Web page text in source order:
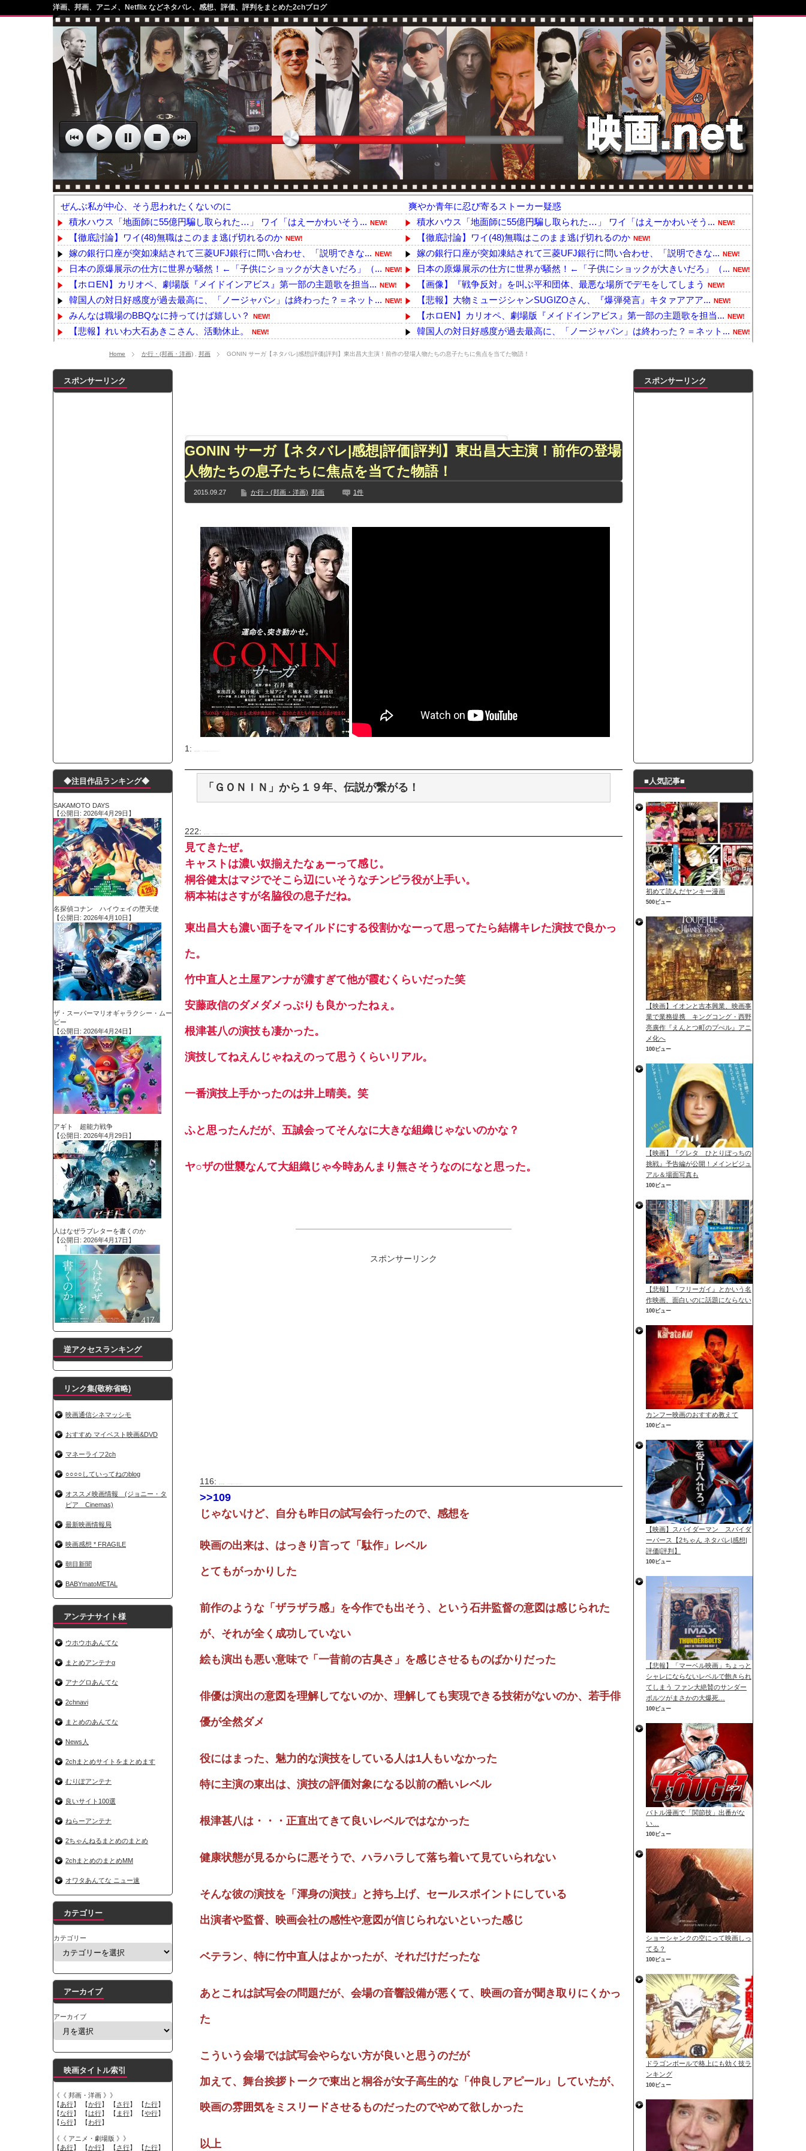
洋画、邦画、アニメ、Netflix などネタバレ、感想、評価、評判をまとめた2chブログ
ぜんぶ私が中心、そう思われたくないのに
積水ハウス「地面師に55億円騙し取られた…」 ワイ「はえーかわいそう... NEW!
【徹底討論】ワイ(48)無職はこのまま逃げ切れるのか NEW!
嫁の銀行口座が突如凍結されて三菱UFJ銀行に問い合わせ、「説明できな... NEW!
日本の原爆展示の仕方に世界が騒然！←「子供にショックが大きいだろ」（... NEW!
【ホロEN】カリオペ、劇場版『メイドインアビス』第一部の主題歌を担当... NEW!
韓国人の対日好感度が過去最高に、「ノージャパン」は終わった？＝ネット... NEW!
みんなは職場のBBQなに持ってけば嬉しい？ NEW!
【悲報】れいわ大石あきこさん、活動休止。 NEW!
【画像】国連、初の女性総長が誕生か この2人の一騎打ちになりそう
【動画】ショートスリーパー堀大輔、高須幹弥にブチギレ！これはガチで怖...
【TWICE】サナが佐藤健とダブル主演の映画で演技に初挑戦‼
【乃木坂】TIFで披露したストライキダンスが大バズリ‼
【速報】石破首相 大敗の責任「両院議員総会での意見や総括を踏まえ、適...
【画像】色盲にはグレーにしか見えない事実がこちらｗｗｗｗｗｗ
『鬼滅の刃 無限城編』3部作で興収2000億円も視野に!?超巨大マネ...
ランJ民ワイ、新しいランニングシューズを手に入れる
モーニングショー「視聴率5.2％！」テレビ朝日「ひたすら自民批判！」...
出自が社長にバレて「愛人になれ」と脅された。辞めたら1週間もしないう...
【唖然】渋谷のホームレス対策、とんでもない領域へｗｗｗｗｗｗ
子供部屋おじさんなんですがコード類の配線ぐちゃぐちゃさせない方法教え...
ポルシェが満を持して送り出す初EV 「タイカン」はテスラのライバルに...
【朗報】阪神のドラフト、ガチで大当たりだったｗｗｗｗｗｗｗｗｗｗｗｗ...
下半身トレーニング、太ももに自信ニキきてくれｗｗｗｗｗｗｗｗｗ
爽やか青年に忍び寄るストーカー疑惑
積水ハウス「地面師に55億円騙し取られた…」 ワイ「はえーかわいそう... NEW!
【徹底討論】ワイ(48)無職はこのまま逃げ切れるのか NEW!
嫁の銀行口座が突如凍結されて三菱UFJ銀行に問い合わせ、「説明できな... NEW!
日本の原爆展示の仕方に世界が騒然！←「子供にショックが大きいだろ」（... NEW!
【画像】『戦争反対』を叫ぶ平和団体、最悪な場所でデモをしてしまう NEW!
【悲報】大物ミュージシャンSUGIZOさん、『爆弾発言』キタァアアア... NEW!
【ホロEN】カリオペ、劇場版『メイドインアビス』第一部の主題歌を担当... NEW!
韓国人の対日好感度が過去最高に、「ノージャパン」は終わった？＝ネット... NEW!
【速報】埼玉の山林で91歳遺体事件、衝撃の事実・・・・ マスコミが報...
【悲報】財務省「レジ都合で消費税を0％にできません！」 → X民「指... NEW!
【徹底議論】近代日本史で最も取り返しのつかなかった失敗って何？
【画像】国連、初の女性総長が誕生か この2人の一騎打ちになりそう
ジャンポケ斎藤「性行為の許諾は取ったことありません」
【TWICE】サナが佐藤健とダブル主演の映画で演技に初挑戦‼
Home か行・(邦画・洋画) 邦画 GONIN サーガ【ネタバレ|感想|評価|評判】東出昌大主演！前作の登場人物たちの息子たちに焦点を当てた物語！
GONIN サーガ【ネタバレ|感想|評価|評判】東出昌大主演！前作の登場
人物たちの息子たちに焦点を当てた物語！
2015.09.27 か行・(邦画・洋画) 邦画 1件
1:
「ＧＯＮＩＮ」から１９年、伝説が繋がる！
222:
見てきたぜ。
キャストは濃い奴揃えたなぁーって感じ。
桐谷健太はマジでそこら辺にいそうなチンピラ役が上手い。
柄本祐はさすが名脇役の息子だね。
東出昌大も濃い面子をマイルドにする役割かなーって思ってたら結構キレた演技で良かっ
た。
竹中直人と土屋アンナが濃すぎて他が霞むくらいだった笑
安藤政信のダメダメっぷりも良かったねぇ。
根津甚八の演技も凄かった。
演技してねえんじゃねえのって思うくらいリアル。
一番演技上手かったのは井上晴美。笑
ふと思ったんだが、五誠会ってそんなに大きな組織じゃないのかな？
ヤ○ザの世襲なんて大組織じゃ今時あんまり無さそうなのになと思った。
スポンサーリンク
116:
>>109
じゃないけど、自分も昨日の試写会行ったので、感想を
映画の出来は、はっきり言って「駄作」レベル
とてもがっかりした
前作のような「ザラザラ感」を今作でも出そう、という石井監督の意図は感じられた
が、それが全く成功していない
絵も演出も悪い意味で「一昔前の古臭さ」を感じさせるものばかりだった
俳優は演出の意図を理解してないのか、理解しても実現できる技術がないのか、若手俳
優が全然ダメ
役にはまった、魅力的な演技をしている人は1人もいなかった
特に主演の東出は、演技の評価対象になる以前の酷いレベル
根津甚八は・・・正直出てきて良いレベルではなかった
健康状態が見るからに悪そうで、ハラハラして落ち着いて見ていられない
そんな彼の演技を「渾身の演技」と持ち上げ、セールスポイントにしている
出演者や監督、映画会社の感性や意図が信じられないといった感じ
ベテラン、特に竹中直人はよかったが、それだけだったな
あとこれは試写会の問題だが、会場の音響設備が悪くて、映画の音が聞き取りにくかっ
た
こういう会場では試写会やらない方が良いと思うのだが
加えて、舞台挨拶トークで東出と桐谷が女子高生的な「仲良しアピール」していたが、
映画の雰囲気をミスリードさせるものだったのでやめて欲しかった
以上
スポンサーリンク
◆注目作品ランキング◆
SAKAMOTO DAYS
【公開日: 2026年4月29日】
名探偵コナン ハイウェイの堕天使
【公開日: 2026年4月10日】
ザ・スーパーマリオギャラクシー・ムー
ビー
【公開日: 2026年4月24日】
アギト 超能力戦争
【公開日: 2026年4月29日】
人はなぜラブレターを書くのか
【公開日: 2026年4月17日】
逆アクセスランキング
リンク集(敬称省略)
映画通信シネマッシモ
おすすめ マイベスト映画&DVD
マネーライフ2ch
○○○○していってねのblog
オススメ映画情報 (ジョニー・タ
ピア Cinemas)
最新映画情報局
映画感想 * FRAGILE
朝目新聞
BABYmatoMETAL
アンテナサイト様
ウホウホあんてな
まとめアンテナα
アナグロあんてな
2chnavi
まとめのあんてな
News人
2chまとめサイトをまとめます
むりぽアンテナ
良いサイト100選
ねらーアンテナ
2ちゃんねるまとめのまとめ
2chまとめのまとめMM
オワタあんてな ニュー速
カテゴリー
カテゴリー
アーカイブ
アーカイブ
映画タイトル索引
《《 邦画・洋画 》》
【あ行】 【か行】 【さ行】 【た行】
【な行】 【は行】 【 ま行】 【や行】
【 ら行】 【わ行】
《《 アニメ・劇場版 》》
【あ行】 【か行】 【さ行】 【た行】
スポンサーリンク
■人気記事■
初めて読んだヤンキー漫画
500ビュー
【映画】イオンと吉本興業、映画事
業で業務提携 キングコング・西野
亮廣作『えんとつ町のプぺル』アニ
メ化へ
100ビュー
【映画】『グレタ ひとりぼっちの
挑戦』予告編が公開！メインビジュ
アル＆場面写真も
100ビュー
【悲報】『フリーガイ』とかいう名
作映画、面白いのに話題にならない
100ビュー
カンフー映画のおすすめ教えて
100ビュー
【映画】スパイダーマン スパイダ
ーバース【2ちゃん ネタバレ|感想|
評価|評判】
100ビュー
【悲報】「マーベル映画」ちょっと
シャレにならないレベルで飽きられ
てしまう ファン大絶賛のサンダー
ボルツがまさかの大爆死…
100ビュー
バトル漫画で「関節技」出番がな
い…
100ビュー
ショーシャンクの空にって映画しっ
てる？
100ビュー
ドラゴンボールで格上にも効く技ラ
ンキング
100ビュー